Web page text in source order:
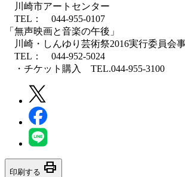
川崎市アートセンター
TEL： 044-955-0107
「無声映画と音楽の午後」
川崎・しんゆり芸術祭2016実行委員会
TEL： 044-952-5024
・チケット購入 TEL.044-955-3100
印刷する print